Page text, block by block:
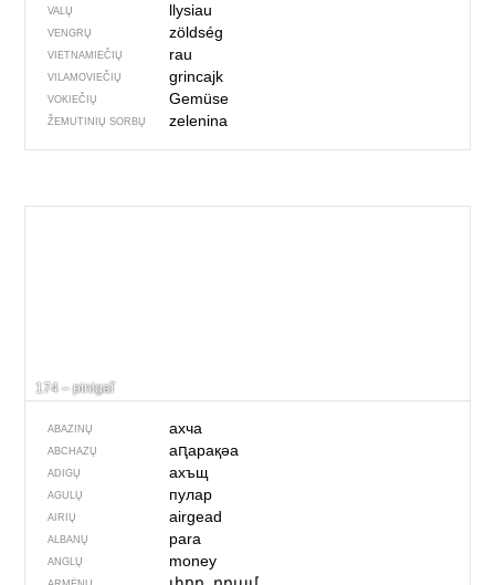
VALŲ llysiau
VENGRŲ zöldség
VIETNAMIEČIŲ rau
VILAMOVIEČIŲ grincajk
VOKIEČIŲ Gemüse
ŽEMUTINIŲ SORBŲ zelenina
174 – pinigaĩ
ABAZINŲ ахча
ABCHAZŲ аԥарақәа
ADIGŲ ахъщ
AGULŲ пулар
AIRIŲ airgead
ALBANŲ para
ANGLŲ money